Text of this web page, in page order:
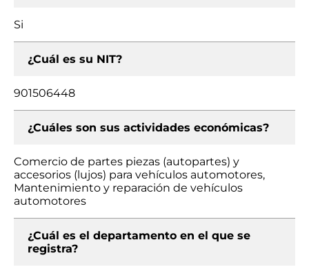
Si
¿Cuál es su NIT?
901506448
¿Cuáles son sus actividades económicas?
Comercio de partes piezas (autopartes) y
accesorios (lujos) para vehículos automotores,
Mantenimiento y reparación de vehículos
automotores
¿Cuál es el departamento en el que se
registra?